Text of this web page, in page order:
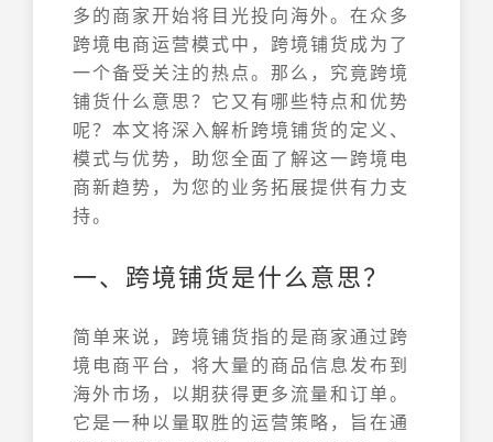
多的商家开始将目光投向海外。在众多
跨境电商运营模式中，跨境铺货成为了
一个备受关注的热点。那么，究竟跨境
铺货什么意思？它又有哪些特点和优势
呢？本文将深入解析跨境铺货的定义、
模式与优势，助您全面了解这一跨境电
商新趋势，为您的业务拓展提供有力支
持。
一、跨境铺货是什么意思？
简单来说，跨境铺货指的是商家通过跨
境电商平台，将大量的商品信息发布到
海外市场，以期获得更多流量和订单。
它是一种以量取胜的运营策略，旨在通